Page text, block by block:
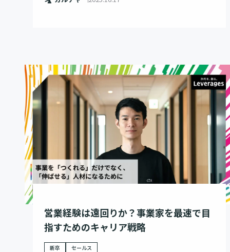
営業経験は遠回りか？事業家を最速で目
指すためのキャリア戦略
新卒 セールス